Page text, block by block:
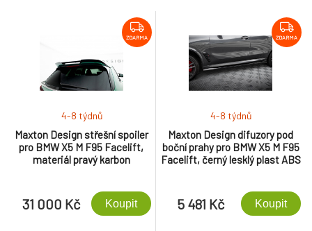
ZDARMA
Maxton Design střešní spoiler
pro BMW X5 M F95 Facelift,
materiál pravý karbon
4-8 týdnů
31 000 Kč Koupit
ZDARMA
Maxton Design difuzory pod
boční prahy pro BMW X5 M F95
Facelift, černý lesklý plast ABS
4-8 týdnů
5 481 Kč Koupit